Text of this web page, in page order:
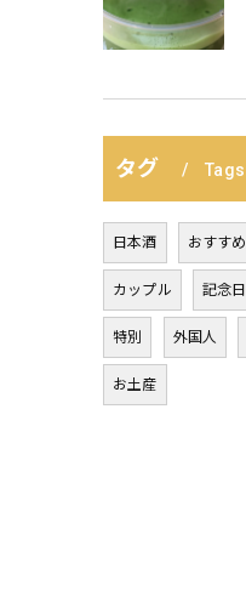
タグ Tags
日本酒 おすすめ
カップル 記念日
特別 外国人
お土産